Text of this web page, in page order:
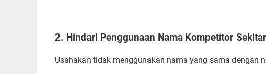
2. Hindari Penggunaan Nama Kompetitor Sekitar
Usahakan tidak menggunakan nama yang sama dengan